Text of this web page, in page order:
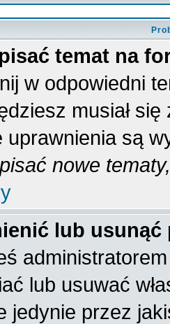
temat na
w odpowiedni
musiał
uprawnienia są
nowe
lub usunąć
lub usuwać
jedynie przez